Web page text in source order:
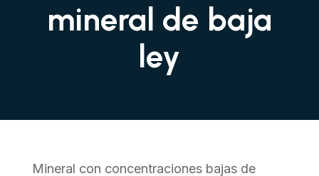
mineral de baja
ley
Mineral con concentraciones bajas de